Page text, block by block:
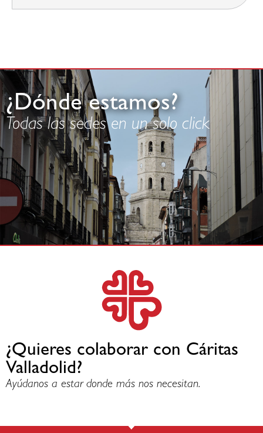
¿Dónde estamos?
Todas las sedes en un solo click
¿Quieres colaborar con Cáritas
Valladolid?
Ayúdanos a estar donde más nos necesitan.